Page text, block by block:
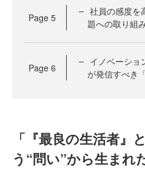
Page 5
社員の感度を
題への取り組み
Page 6
イノベーショ
が発信すべき
「『最良の生活者』
う“問い”から生まれ